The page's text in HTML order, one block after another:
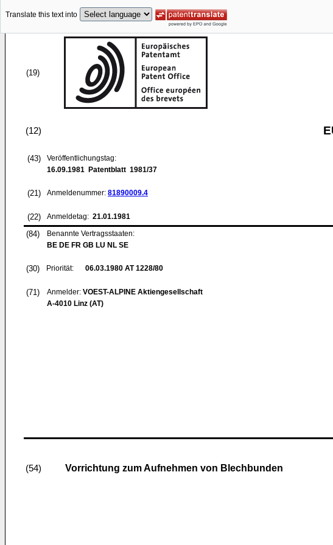
Translate this text into
(19)
(12)
(43)
Veröffentlichungstag:
16.09.1981 Patentblatt 1981/37
(21) Anmeldenummer: 81890009.4
(22) Anmeldetag: 21.01.1981
(84)
Benannte Vertragsstaaten:
BE DE FR GB LU NL SE
(30) Priorität: 06.03.1980 AT 1228/80
(71) Anmelder: VOEST-ALPINE Aktiengesellschaft
A-4010 Linz (AT)
(54) Vorrichtung zum Aufnehmen von Blechbunden